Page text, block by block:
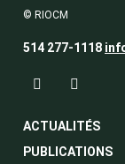
© RIOCM
514 277-1118
ACTUALITÉS
PUBLICATIONS